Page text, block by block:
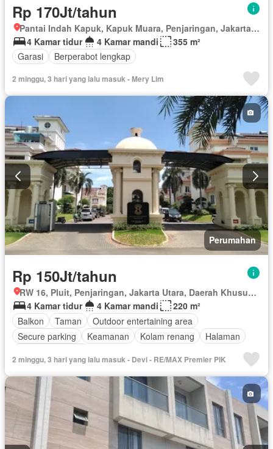
Rp 170Jt/tahun
Pantai Indah Kapuk, Kapuk Muara, Penjaringan, Jakarta Utara, Daerah Khusus Ibukota Jakarta
4 Kamar tidur
4 Kamar mandi
355 m²
Garasi
Berperabot lengkap
2 minggu, 3 hari yang lalu masuk - Mery Lim
Perumahan
Rp 150Jt/tahun
RW 16, Pluit, Penjaringan, Jakarta Utara, Daerah Khusus Ibukota Jakarta
4 Kamar tidur
4 Kamar mandi
220 m²
Balkon
Taman
Outdoor entertaining area
Secure parking
Keamanan Kolam renang
Halaman
2 minggu, 3 hari yang lalu masuk - Devi - RE/MAX Premier PIK